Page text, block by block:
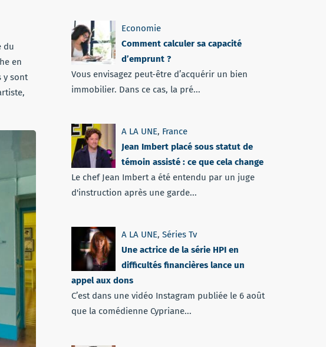
du
en
y sont
Economie
Comment calculer sa capacité
d’emprunt ?
Vous envisagez peut-être d’acquérir un bien
immobilier. Dans ce cas, la pré...
A LA UNE, France
Jean Imbert placé sous statut de
témoin assisté : ce que cela change
Le chef Jean Imbert a été entendu par un juge
d'instruction après une garde...
A LA UNE, Séries Tv
Une actrice de la série HPI en
difficultés financières lance un
appel aux dons
C’est dans une vidéo Instagram publiée le 6 août
que la comédienne Cypriane...